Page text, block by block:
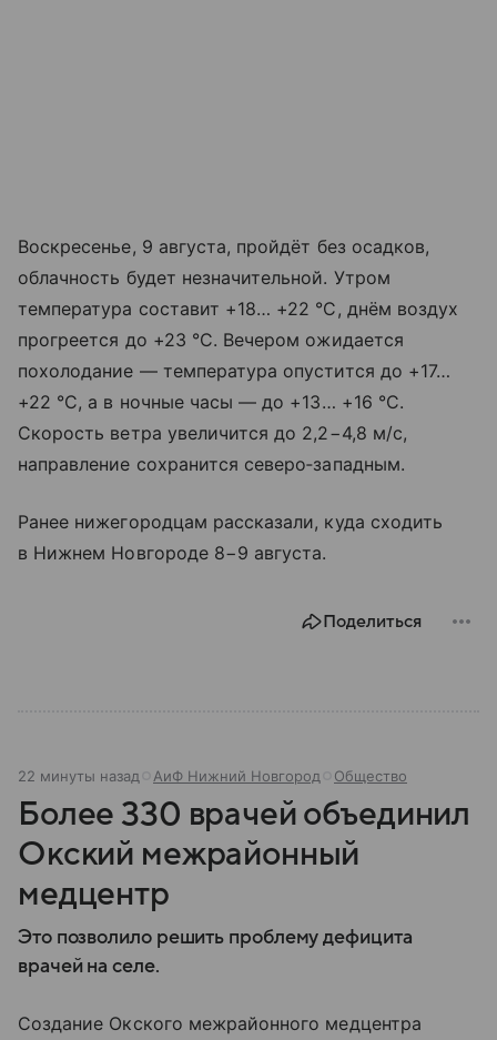
Воскресенье, 9 августа, пройдёт без осадков,
облачность будет незначительной. Утром
температура составит +18… +22 °C, днём воздух
прогреется до +23 °C. Вечером ожидается
похолодание — температура опустится до +17…
+22 °C, а в ночные часы — до +13… +16 °C.
Скорость ветра увеличится до 2,2−4,8 м/с,
направление сохранится северо‑западным.
Ранее нижегородцам рассказали, куда сходить
в Нижнем Новгороде 8−9 августа.
Поделиться
22 минуты назад АиФ Нижний Новгород Общество
Более 330 врачей объединил
Окский межрайонный
медцентр
Это позволило решить проблему дефицита
врачей на селе.
Создание Окского межрайонного медцентра